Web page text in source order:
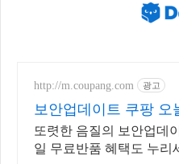
http://m.coupang.com 광고
보안업데이트 쿠팡 오
또렷한 음질의 보안업데
일 무료반품 혜택도 누리